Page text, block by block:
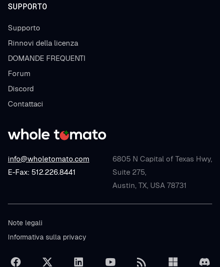
info@wholetomato.com
E-Fax: 512.226.8441
6805 N Capital of Texas Hwy,
Suite 275,
Austin, TX, USA 78731
SUPPORTO
Supporto
Rinnovi della licenza
DOMANDE FREQUENTI
Forum
Discord
Contattaci
Note legali
Informativa sulla privacy